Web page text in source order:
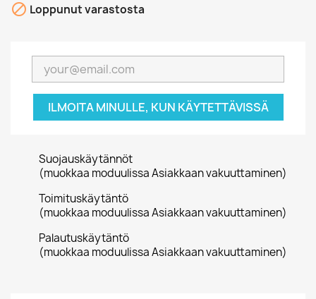
 Loppunut varastosta
ILMOITA MINULLE, KUN KÄYTETTÄVISSÄ
Suojauskäytännöt
(muokkaa moduulissa Asiakkaan vakuuttaminen)
Toimituskäytäntö
(muokkaa moduulissa Asiakkaan vakuuttaminen)
Palautuskäytäntö
(muokkaa moduulissa Asiakkaan vakuuttaminen)